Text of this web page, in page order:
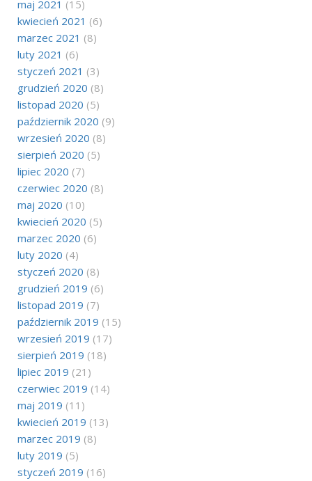
maj 2021 (15)
kwiecień 2021 (6)
marzec 2021 (8)
luty 2021 (6)
styczeń 2021 (3)
grudzień 2020 (8)
listopad 2020 (5)
październik 2020 (9)
wrzesień 2020 (8)
sierpień 2020 (5)
lipiec 2020 (7)
czerwiec 2020 (8)
maj 2020 (10)
kwiecień 2020 (5)
marzec 2020 (6)
luty 2020 (4)
styczeń 2020 (8)
grudzień 2019 (6)
listopad 2019 (7)
październik 2019 (15)
wrzesień 2019 (17)
sierpień 2019 (18)
lipiec 2019 (21)
czerwiec 2019 (14)
maj 2019 (11)
kwiecień 2019 (13)
marzec 2019 (8)
luty 2019 (5)
styczeń 2019 (16)